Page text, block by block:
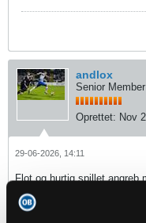
andlox
Senior Member
Oprettet: Nov
29-06-2026, 14:11
Flot og hurtig spillet
"Einstellung ist